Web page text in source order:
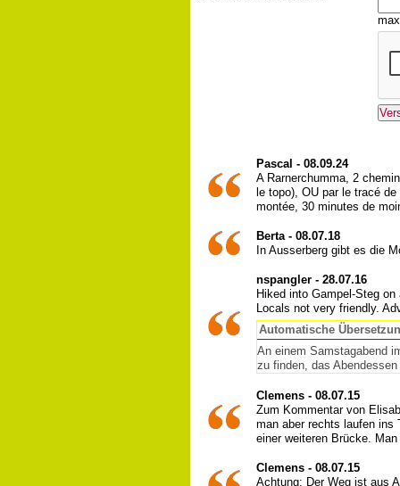
Pascal - 08.09.24
A Rarnerchumma, 2
le topo), OU par le tracé
montée, 30 minutes de
Berta - 08.07.18
In Ausserberg gibt es die
nspangler - 28.07.16
Hiked into Gampel-Steg
Locals not very friendly.
Automatische
An einem Samstagabend
zu finden, das
Clemens - 08.07.15
Zum Kommentar von
man aber rechts laufen ins
einer weiteren Brücke.
Clemens - 08.07.15
Achtung: Der Weg ist aus